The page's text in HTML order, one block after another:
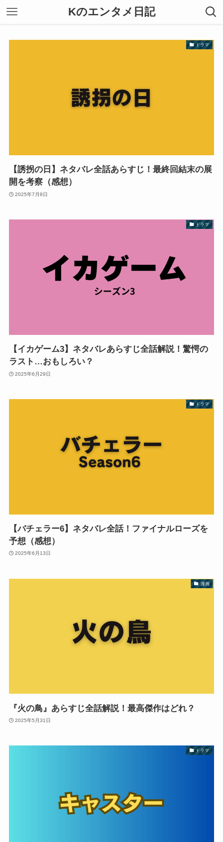
Kのエンタメ日記
ドラマ
【誘拐の日】ネタバレ全話あらすじ！最終回結末の展
開を考察（感想）
2025年7月8日
ドラマ
【イカゲーム3】ネタバレあらすじ全話解説！驚愕の
ラスト…おもしろい？
2025年6月29日
ドラマ
【バチェラー6】ネタバレ全話！ファイナルローズを
予想（感想）
2025年6月13日
漫画
『火の鳥』あらすじ全話解説！最高傑作はどれ？
2025年5月31日
ドラマ